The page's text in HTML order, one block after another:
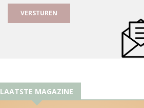
LAATSTE MAGAZINE